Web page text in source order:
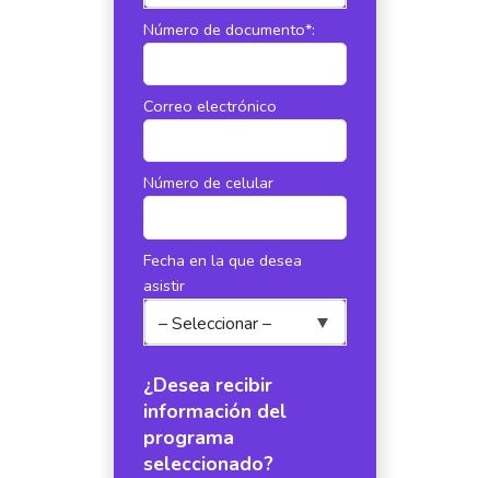
Número de documento*:
Correo electrónico
Número de celular
Fecha en la que desea
asistir
¿Desea recibir
información del
programa
seleccionado?